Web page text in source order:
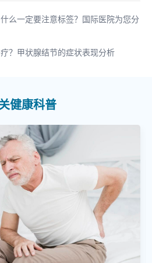
么一定要注意标签？国际医院为您分
？甲状腺结节的症状表现分析
健康科普